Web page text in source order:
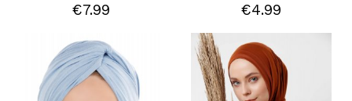
€7.99 €4.99